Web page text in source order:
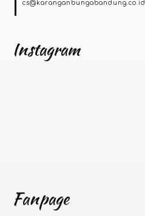
cs@karanganbungabandung.co.id
Instagram
Fanpage